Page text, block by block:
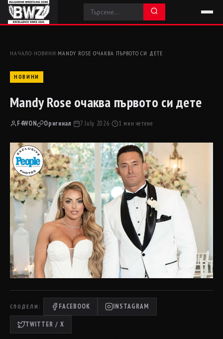
НАЧАЛО› НОВИНИ ›MANDY ROSE ОЧАКВА ПЪРВОТО СИ ДЕТЕ
НОВИНИ
Mandy Rose очаква първото си дете
F4WON Оригинал· 7 July 2026· 1 мин четене
СПОДЕЛИ: FACEBOOK INSTAGRAM
TWITTER / X